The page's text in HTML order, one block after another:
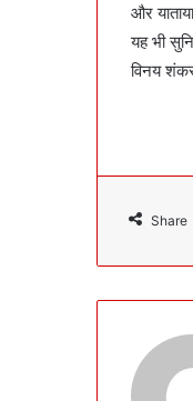
और
यह भी
विनय
Share